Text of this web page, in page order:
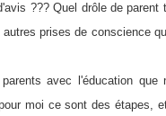
??? Quel drôle de
prises de conscience
avec l'éducation que
moi ce sont des étapes,